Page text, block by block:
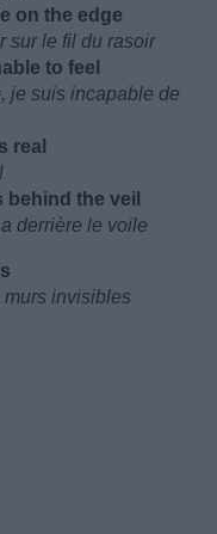
on the edge
sur le fil du rasoir
to feel
je suis incapable de
real
behind the veil
derrière le voile
murs invisibles